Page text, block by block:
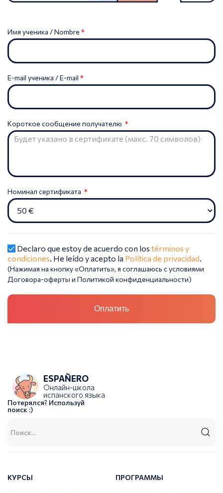
Имя ученика / Nombre
E-mail ученика / E-mail
Короткое сообщение получателю
Номинал сертификата
Declaro que estoy de acuerdo con los términos y
condiciones. He leído y acepto la Política de privacidad.
(Нажимая на кнопку «Оплатить», я соглашаюсь с условиями
Договора-оферты и Политикой конфиденциальности)
ESPAÑERO
Онлайн-школа
испанского языка
Потерялся? Используй
поиск :)
КУРСЫ ПРОГРАММЫ